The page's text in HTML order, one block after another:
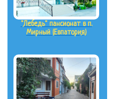
"Лебедь" пансионат в п.
Мирный (Евпатория)